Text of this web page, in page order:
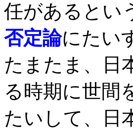
任があるとい
否定論にたい
たまたま、日
る時期に世間
たいして、日